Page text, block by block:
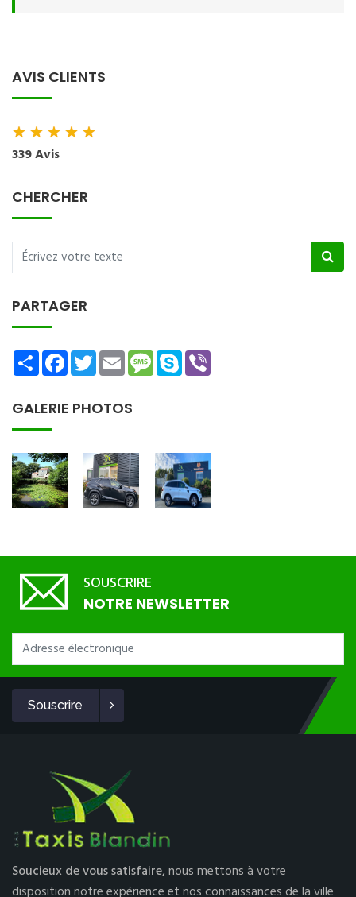
AVIS CLIENTS
★★★★★
339 Avis
CHERCHER
PARTAGER
ShareFacebookTwitterEmailMessage
Skype
GALERIE PHOTOS
SOUSCRIRE
NOTRE NEWSLETTER
Souscrire
Soucieux de vous satisfaire,nous mettons à votre
disposition notre expérience et nos connaissances de la ville